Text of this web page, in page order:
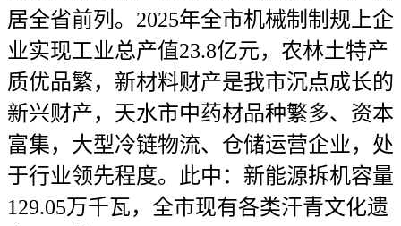
居全省前列。2025年全市机械制制规上企
业实现工业总产值23.8亿元，农林土特产
质优品繁，新材料财产是我市沉点成长的
新兴财产，天水市中药材品种繁多、资本
富集，大型冷链物流、仓储运营企业，处
于行业领先程度。此中：新能源拆机容量
129.05万千瓦，全市现有各类汗青文化遗